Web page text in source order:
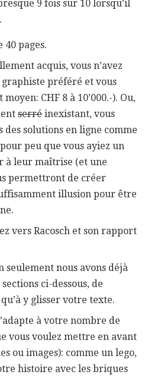
9 fois sur 10 lorsqu’il
pages.
acquis, vous n’avez
préféré et vous
CHF 8 à 10’000.-). Ou,
serré inexistant, vous
solutions en ligne comme
peu que vous ayiez un
à leur maîtrise (et une
permettront de créer
illusion pour être
vers Racosch et son rapport
seulement nous avons déjà
ci-dessous, de
y glisser votre texte.
à votre nombre de
vous voulez mettre en avant
ou images): comme un lego,
histoire avec les briques